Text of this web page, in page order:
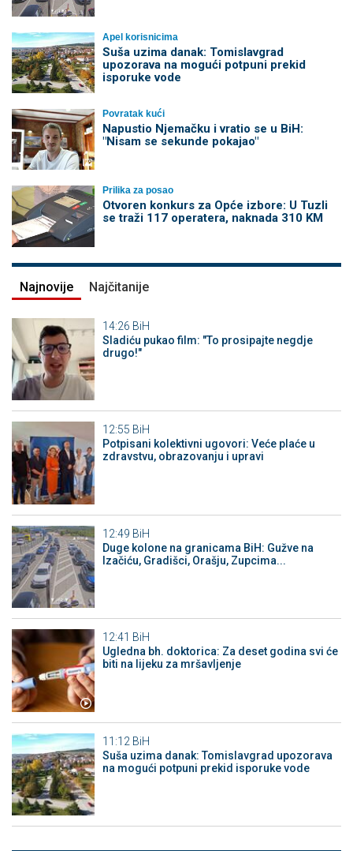
Apel korisnicima
Suša uzima danak: Tomislavgrad
upozorava na mogući potpuni prekid
isporuke vode
Povratak kući
Napustio Njemačku i vratio se u BiH:
"Nisam se sekunde pokajao"
Prilika za posao
Otvoren konkurs za Opće izbore: U Tuzli
se traži 117 operatera, naknada 310 KM
Najnovije Najčitanije
14:26 BiH
Sladiću pukao film: "To prosipajte negdje
drugo!"
12:55 BiH
Potpisani kolektivni ugovori: Veće plaće u
zdravstvu, obrazovanju i upravi
12:49 BiH
Duge kolone na granicama BiH: Gužve na
Izačiću, Gradišci, Orašju, Zupcima...
12:41 BiH
Ugledna bh. doktorica: Za deset godina svi će
biti na lijeku za mršavljenje
11:12 BiH
Suša uzima danak: Tomislavgrad upozorava
na mogući potpuni prekid isporuke vode